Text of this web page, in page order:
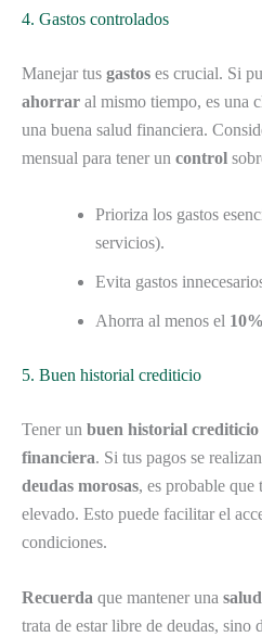
4. Gastos controlados
Manejar tus gastos es crucial. Si
ahorrar al mismo tiempo, es una
una buena salud financiera.
mensual para tener un control
Prioriza los gastos
servicios).
Evita gastos
Ahorra al menos el 10%
5. Buen historial crediticio
Tener un buen historial crediticio
financiera. Si tus pagos se
deudas morosas, es probable que
elevado. Esto puede facilitar el
condiciones.
Recuerda que mantener una
trata de estar libre de deudas,